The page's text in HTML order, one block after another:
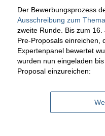
Der Bewerbungsprozess
Ausschreibung zum
zweite Runde. Bis zum
Pre-Proposals einreichen,
Expertenpanel bewertet
wurden nun eingeladen
Proposal einzureichen: